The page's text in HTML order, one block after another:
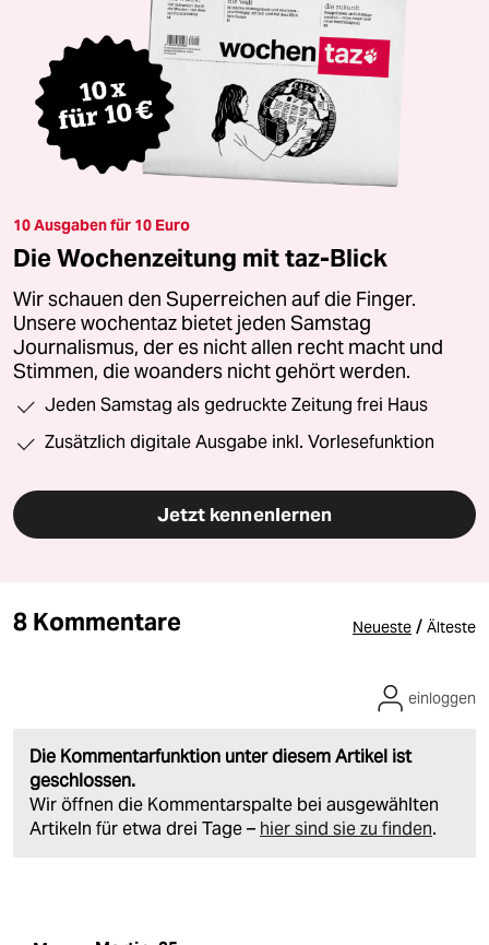
10 Ausgaben für 10 Euro
Die Wochenzeitung mit taz-Blick
Wir schauen den Superreichen auf die Finger.
Unsere wochentaz bietet jeden Samstag
Journalismus, der es nicht allen recht macht und
Stimmen, die woanders nicht gehört werden.
Jeden Samstag als gedruckte Zeitung frei Haus
Zusätzlich digitale Ausgabe inkl. Vorlesefunktion
Jetzt kennenlernen
8 Kommentare Neueste / Älteste
Die Kommentarfunktion unter diesem Artikel ist
geschlossen.
Wir öffnen die Kommentarspalte bei ausgewählten
Artikeln für etwa drei Tage – hier sind sie zu finden.
einloggen